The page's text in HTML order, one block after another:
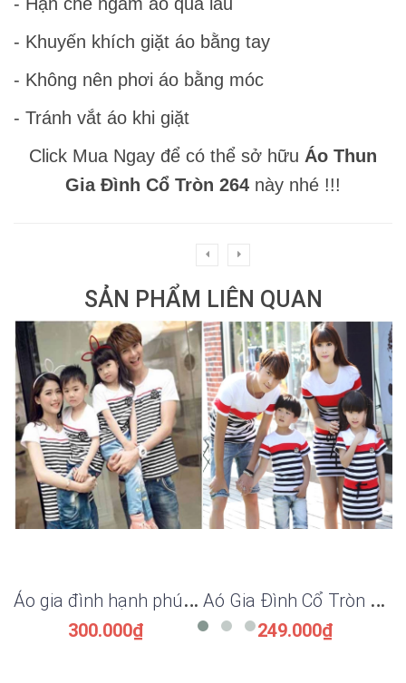
- Khuyến khích giặt áo bằng tay
- Không nên phơi áo bằng móc
- Tránh vắt áo khi giặt
Click Mua Ngay để có thể sở hữu Áo Thun
Gia Đình Cổ Tròn 264 này nhé !!!
SẢN PHẨM LIÊN QUAN
Á
o gia đình hạnh phúc AGD0195
300.000₫
A
ó Gia Đình Cổ Tròn Cao Cấp AGDK-X 174
249.000₫